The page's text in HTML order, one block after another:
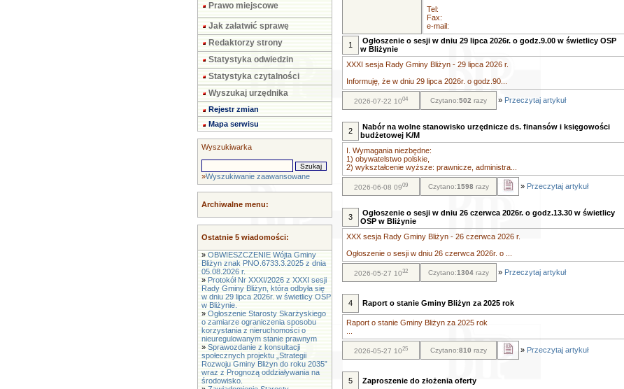
Prawo miejscowe
Jak załatwić sprawę
Redaktorzy strony
Statystyka odwiedzin
Statystyka czytalności
Wyszukaj urzędnika
Rejestr zmian
Mapa serwisu
Wyszukiwarka
»Wyszukiwanie zaawansowane
Archiwalne menu:
Ostatnie 5 wiadomości:
» OBWIESZCZENIE Wójta Gminy
Bliżyn znak PNO.6733.3.2025 z dnia
05.08.2026 r.
» Protokół Nr XXXI/2026 z XXXI sesji
Rady Gminy Bliżyn, która odbyła się
w dniu 29 lipca 2026r. w świetlicy OSP
w Bliżynie.
» Ogłoszenie Starosty Skarżyskiego
o zamiarze ograniczenia sposobu
korzystania z nieruchomości o
nieuregulowanym stanie prawnym
» Sprawozdanie z konsultacji
społecznych projektu „Strategii
Rozwoju Gminy Bliżyn do roku 2035”
wraz z Prognozą oddziaływania na
środowisko.
Tel:
Fax:
e-mail:
1
Ogłoszenie o sesji w dniu 29 lipca 2026r. o godz.9.00 w świetlicy OSP
w Bliżynie
XXXI sesja Rady Gminy Bliżyn - 29 lipca 2026 r.
Informuję, że w dniu 29 lipca 2026r. o godz.90...
2026-07-22 1004 Czytano:502 razy » Przeczytaj artykuł
2
Nabór na wolne stanowisko urzędnicze ds. finansów i księgowości
budżetowej K/M
I. Wymagania niezbędne:
1) obywatelstwo polskie,
2) wykształcenie wyższe: prawnicze, administra...
2026-06-08 0909 Czytano:1598 razy » Przeczytaj artykuł
3
Ogłoszenie o sesji w dniu 26 czerwca 2026r. o godz.13.30 w świetlicy
OSP w Bliżynie
XXX sesja Rady Gminy Bliżyn - 26 czerwca 2026 r.
Ogłoszenie o sesji w dniu 26 czerwca 2026r. o ...
2026-05-27 1032 Czytano:1304razy » Przeczytaj artykuł
4 Raport o stanie Gminy Bliżyn za 2025 rok
Raport o stanie Gminy Bliżyn za 2025 rok
2026-05-27 1025 Czytano:810 razy » Przeczytaj artykuł
5 Zaproszenie do złożenia oferty